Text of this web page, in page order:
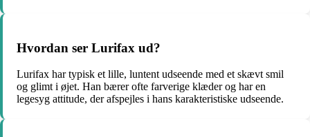
Hvordan ser Lurifax ud?
Lurifax har typisk et lille, luntent udseende med et skævt smil
og glimt i øjet. Han bærer ofte farverige klæder og har en
legesyg attitude, der afspejles i hans karakteristiske udseende.